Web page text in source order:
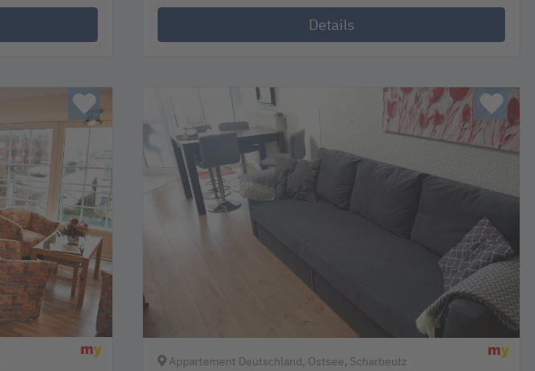
Details
Appartement Deutschland, Ostsee, Scharbeutz